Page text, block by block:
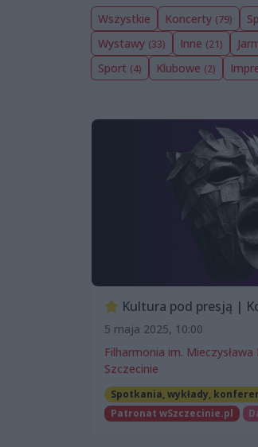
Wszystkie Koncerty (79)
Wystawy (33) Inne (21)
Sport (4) Klubowe (2)
Kultura pod presją |
5 maja 2025, 10:00
Filharmonia im. Mieczysława
Szczecinie
Spotkania, wykłady,
Patronat wSzczecinie.pl